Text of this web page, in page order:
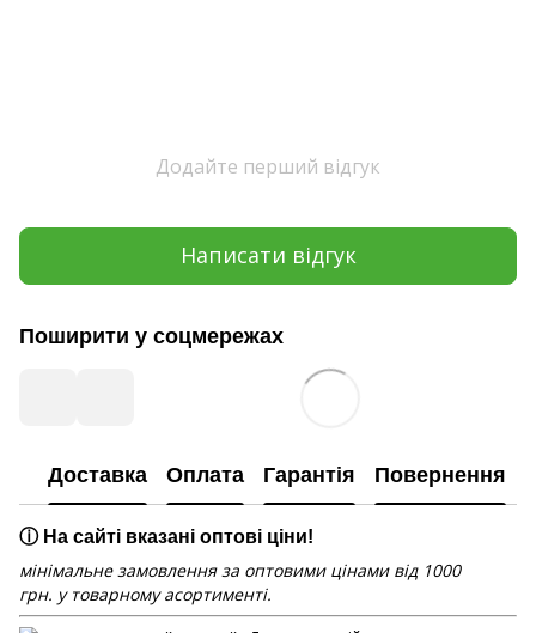
Додайте перший відгук
Написати відгук
Поширити у соцмережах
Доставка Оплата Гарантія Повернення
ⓘ На сайті вказані оптові ціни!
мінімальне замовлення за оптовими цінами від 1000
грн. у товарному асортименті.